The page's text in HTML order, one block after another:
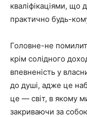
кваліфікаціями, що
практично будь-
Головне-не
крім солідного
впевненість у
до душі, адже це
це — світ, в якому
закриваючи за